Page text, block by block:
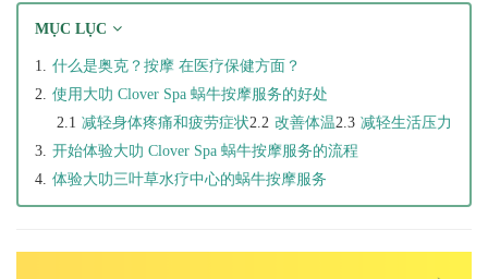
MỤC LỤC
什么是奥克？按摩 在医疗保健方面？
使用大叻 Clover Spa 蜗牛按摩服务的好处
减轻身体疼痛和疲劳症状
改善体温
减轻生活压力
开始体验大叻 Clover Spa 蜗牛按摩服务的流程
体验大叻三叶草水疗中心的蜗牛按摩服务